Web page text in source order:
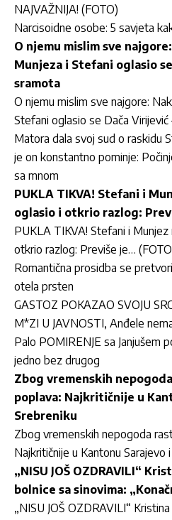
NAJVAŽNIJA! (FOTO)
Narcisoidne osobe: 5 savjeta
O njemu mislim sve
Munjeza i Stefani oglasio
sramota
O njemu mislim sve najgore:
Stefani oglasio se Dača
Matora dala svoj sud o raskidu
je on konstantno pominje:
sa mnom
PUKLA TIKVA! Stefani i
oglasio i otkrio razlog:
PUKLA TIKVA! Stefani i Munjez
otkrio razlog: Previše je…
Romantična prosidba se
otela prsten
GASTOZ POKAZAO SVOJU
M*ZI U JAVNOSTI, Anđele
Palo POMIRENJE sa Janjušem
jedno bez drugog
Zbog vremenskih
poplava: Najkritičnije u
Srebreniku
Zbog vremenskih nepogoda
Najkritičnije u Kantonu Sarajevo
„NISU JOŠ OZDRAVILI“
bolnice sa sinovima:
„NISU JOŠ OZDRAVILI“